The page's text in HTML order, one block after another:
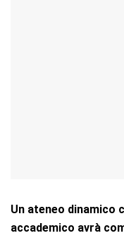
Un ateneo dinamico
accademico avrà